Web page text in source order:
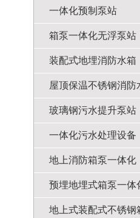
一体化预制泵站
箱泵一体化无浮泵站
装配式地埋消防水箱
屋顶保温不锈钢消防
玻璃钢污水提升泵站
一体化污水处理设备
地上消防箱泵一体化
预埋地埋式箱泵一体